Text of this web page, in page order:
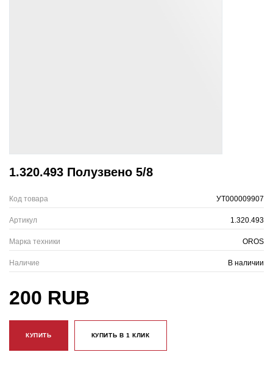
1.320.493 Полузвено 5/8
Код товара УТ000009907
Артикул 1.320.493
Марка техники OROS
Наличие В наличии
200 RUB
КУПИТЬ КУПИТЬ В 1 КЛИК